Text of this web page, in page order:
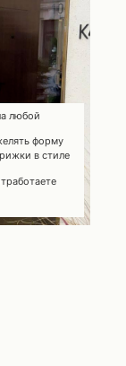
любой
форму
в стиле